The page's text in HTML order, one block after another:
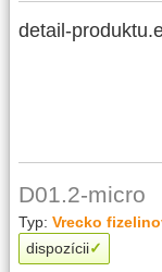
detail-
D01.2-micro
Typ: Vrecko
dispozícii